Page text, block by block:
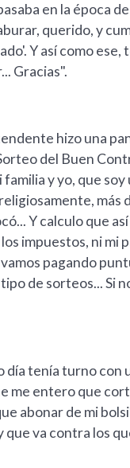
en la época
querido, y
Y así como
Gracias".
hizo una
del Buen
y yo, que
Y calculo que
impuestos, ni mi
pagando
de sorteos... Si
tenía turno con
me entero que
abonar de mi
va contra los